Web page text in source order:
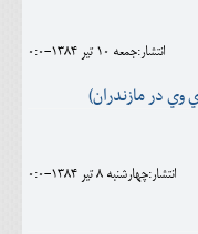
انتشار:جمعه 10 تير 1384-0:0
وي در مازندران)
انتشار:چهارشنبه 8 تير 1384-0:0